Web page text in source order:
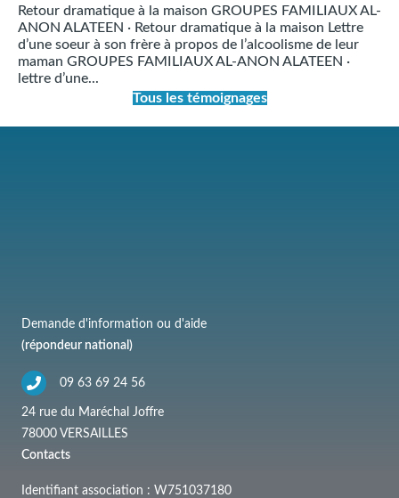
Retour dramatique à la maison GROUPES FAMILIAUX AL-
ANON ALATEEN · Retour dramatique à la maison Lettre
d’une soeur à son frère à propos de l’alcoolisme de leur
maman GROUPES FAMILIAUX AL-ANON ALATEEN ·
lettre d’une...
Tous les témoignages
Demande d'information ou d'aide
(répondeur national)
09 63 69 24 56
24 rue du Maréchal Joffre
78000 VERSAILLES
Contacts
Identifiant association : W751037180